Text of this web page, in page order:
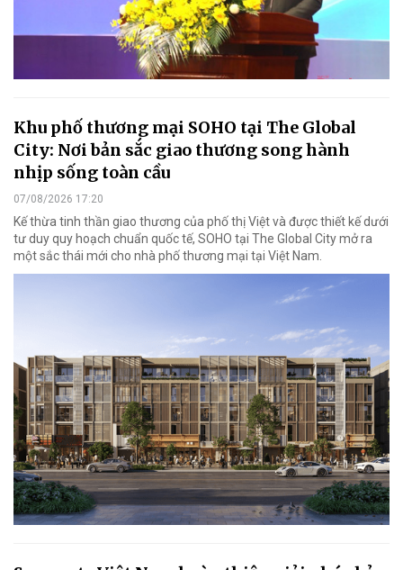
Khu phố thương mại SOHO tại The Global
City: Nơi bản sắc giao thương song hành
nhịp sống toàn cầu
07/08/2026 17:20
Kế thừa tinh thần giao thương của phố thị Việt và được thiết kế dưới
tư duy quy hoạch chuẩn quốc tế, SOHO tại The Global City mở ra
một sắc thái mới cho nhà phố thương mại tại Việt Nam.